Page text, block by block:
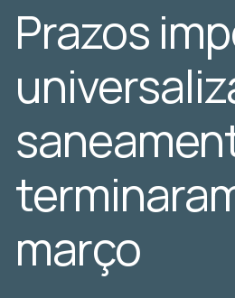
Prazos
março